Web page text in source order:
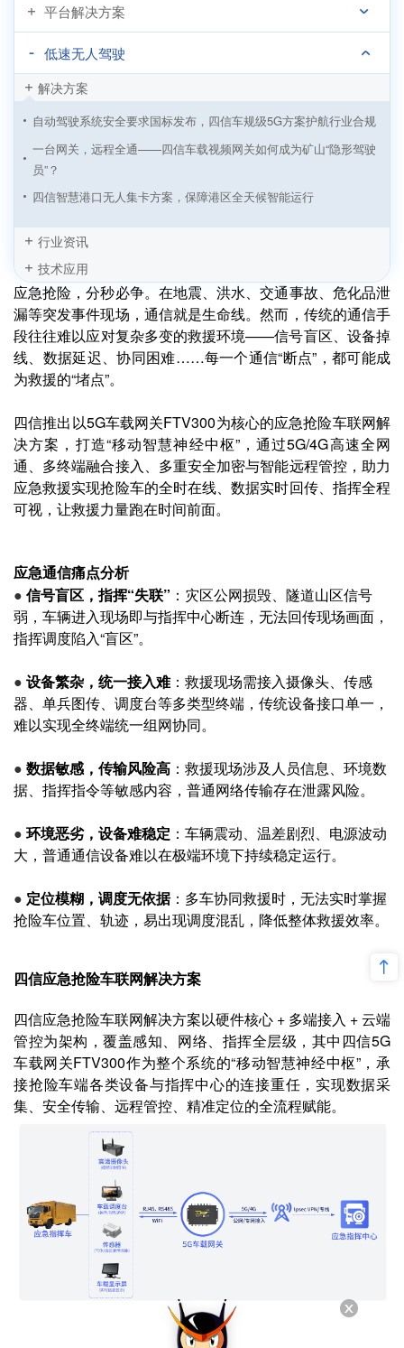
平台解决方案
低速无人驾驶
解决方案
自动驾驶系统安全要求国标发布，四信车规级5G方案护航行业合规
一台网关，远程全通——四信车载视频网关如何成为矿山“隐形驾驶
员”？
四信智慧港口无人集卡方案，保障港区全天候智能运行
四信5G+无人驾驶解决方案，告别远程接管“掉线时刻”
四信5G路由器驱动无人巡逻车，构建主动预防型立体安防体系
四信5G无人驾驶清扫车方案，用科技为环卫工人“遮风挡雨”
四信5G车载网关：筑牢应急车通信“生命线”，抢占救援黄金时间
四信5G+无人驾驶矿卡运输方案，筑牢矿区作业安全底座
四信5G+无人驾驶方案加速驶向智能汽车时代
行业资讯
技术应用
应急抢险，分秒必争。在地震、洪水、交通事故、危化品泄
漏等突发事件现场，通信就是生命线。然而，传统的通信手
段往往难以应对复杂多变的救援环境——信号盲区、设备掉
线、数据延迟、协同困难……每一个通信“断点”，都可能成
为救援的“堵点”。
四信推出以5G车载网关FTV300为核心的应急抢险车联网解
决方案，打造“移动智慧神经中枢”，通过5G/4G高速全网
通、多终端融合接入、多重安全加密与智能远程管控，助力
应急救援实现抢险车的全时在线、数据实时回传、指挥全程
可视，让救援力量跑在时间前面。
应急通信痛点分析
● 信号盲区，指挥“失联” ：灾区公网损毁、隧道山区信号
弱，车辆进入现场即与指挥中心断连，无法回传现场画面，
指挥调度陷入“盲区”。
● 设备繁杂，统一接入难：救援现场需接入摄像头、传感
器、单兵图传、调度台等多类型终端，传统设备接口单一，
难以实现全终端统一组网协同。
● 数据敏感，传输风险高 ：救援现场涉及人员信息、环境数
据、指挥指令等敏感内容，普通网络传输存在泄露风险。
● 环境恶劣，设备难稳定 ：车辆震动、温差剧烈、电源波动
大，普通通信设备难以在极端环境下持续稳定运行。
● 定位模糊，调度无依据：多车协同救援时，无法实时掌握
抢险车位置、轨迹，易出现调度混乱，降低整体救援效率。
四信应急抢险车联网解决方案
四信应急抢险车联网解决方案以硬件核心 + 多端接入 + 云端
管控为架构，覆盖感知、网络、指挥全层级，其中四信5G
车载网关FTV300作为整个系统的“移动智慧神经中枢”，承
接抢险车端各类设备与指挥中心的连接重任，实现数据采
集、安全传输、远程管控、精准定位的全流程赋能。